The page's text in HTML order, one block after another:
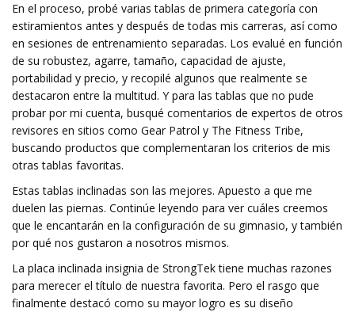
En el proceso, probé varias tablas de primera categoría con
estiramientos antes y después de todas mis carreras, así como
en sesiones de entrenamiento separadas. Los evalué en función
de su robustez, agarre, tamaño, capacidad de ajuste,
portabilidad y precio, y recopilé algunos que realmente se
destacaron entre la multitud. Y para las tablas que no pude
probar por mi cuenta, busqué comentarios de expertos de otros
revisores en sitios como Gear Patrol y The Fitness Tribe,
buscando productos que complementaran los criterios de mis
otras tablas favoritas.
Estas tablas inclinadas son las mejores. Apuesto a que me
duelen las piernas. Continúe leyendo para ver cuáles creemos
que le encantarán en la configuración de su gimnasio, y también
por qué nos gustaron a nosotros mismos.
La placa inclinada insignia de StrongTek tiene muchas razones
para merecer el título de nuestra favorita. Pero el rasgo que
finalmente destacó como su mayor logro es su diseño